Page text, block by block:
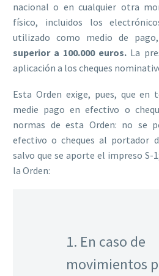
nacional o en cualquier otra
físico, incluidos los
utilizado como medio de
superior a 100.000 euros. La
aplicación a los cheques
Esta Orden exige, pues, que en
medie pago en efectivo o
normas de esta Orden: no se
efectivo o cheques al portador
salvo que se aporte el impreso S-
la Orden:
1. En caso de
movimientos